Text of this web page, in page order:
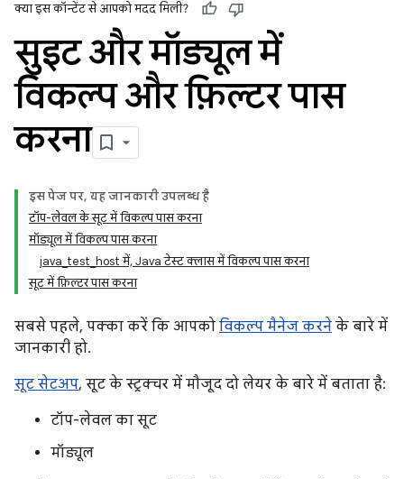
क्या इस कॉन्टेंट से आपको मदद मिली?
सुइट और मॉड्यूल में
विकल्प और फ़िल्टर पास
करना
इस पेज पर, यह जानकारी उपलब्ध है
टॉप-लेवल के सूट में विकल्प पास करना
मॉड्यूल में विकल्प पास करना
java_test_host में, Java टेस्ट क्लास में विकल्प पास करना
सूट में फ़िल्टर पास करना
सबसे पहले, पक्का करें कि आपको विकल्प मैनेज करने के बारे में
जानकारी हो.
सूट सेटअप, सूट के स्ट्रक्चर में मौजूद दो लेयर के बारे में बताता है:
टॉप-लेवल का सूट
मॉड्यूल